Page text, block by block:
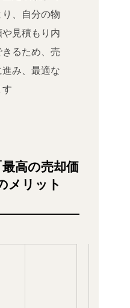
、自分の物
見積もり内
るため、売
み、最適な
高の売却価
メリット